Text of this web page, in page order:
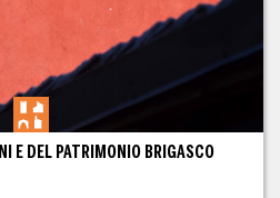
E DEL PATRIMONIO BRIGASCO